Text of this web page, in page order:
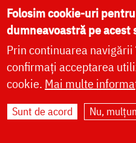
Folosim cookie-uri
dumneavoastră pe acest
Prin continuarea
confirmați acceptarea
cookie. Mai multe
Sunt de acord Nu,